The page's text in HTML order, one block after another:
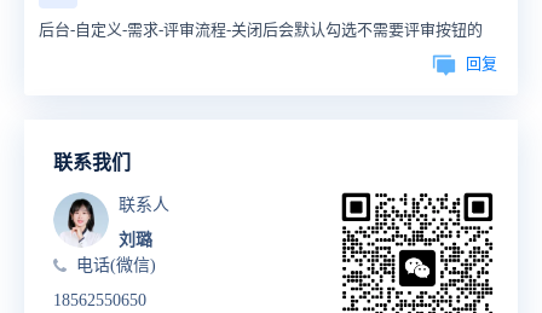
后台-自定义-需求-评审流程-关闭后会默认勾选不需要评审按钮的
回复
联系我们
联系人
刘璐
电话(微信)
18562550650